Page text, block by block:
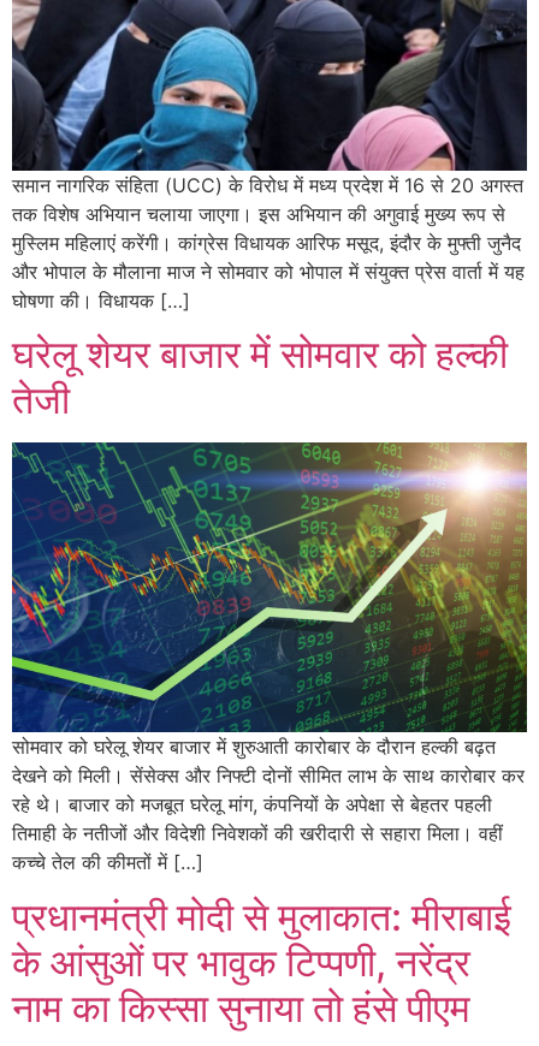
समान नागरिक संहिता (UCC) के विरोध में मध्य प्रदेश में 16 से 20 अगस्त
तक विशेष अभियान चलाया जाएगा। इस अभियान की अगुवाई मुख्य रूप से
मुस्लिम महिलाएं करेंगी। कांग्रेस विधायक आरिफ मसूद, इंदौर के मुफ्ती जुनैद
और भोपाल के मौलाना माज ने सोमवार को भोपाल में संयुक्त प्रेस वार्ता में यह
घोषणा की। विधायक […]
घरेलू शेयर बाजार में सोमवार को हल्की
तेजी
सोमवार को घरेलू शेयर बाजार में शुरुआती कारोबार के दौरान हल्की बढ़त
देखने को मिली। सेंसेक्स और निफ्टी दोनों सीमित लाभ के साथ कारोबार कर
रहे थे। बाजार को मजबूत घरेलू मांग, कंपनियों के अपेक्षा से बेहतर पहली
तिमाही के नतीजों और विदेशी निवेशकों की खरीदारी से सहारा मिला। वहीं
कच्चे तेल की कीमतों में […]
प्रधानमंत्री मोदी से मुलाकात: मीराबाई
के आंसुओं पर भावुक टिप्पणी, नरेंद्र
नाम का किस्सा सुनाया तो हंसे पीएम